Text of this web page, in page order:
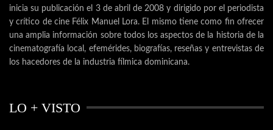
inicia su publicación el 3 de abril de 2008 y dirigido por el periodista
y crítico de cine Félix Manuel Lora. El mismo tiene como fin ofrecer
una amplia información sobre todos los aspectos de la historia de la
cinematografía local, efemérides, biografías, reseñas y entrevistas de
los hacedores de la industria fílmica dominicana.
LO + VISTO